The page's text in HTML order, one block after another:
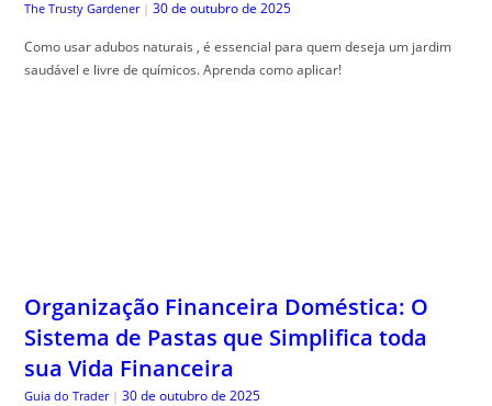
The Trusty Gardener | 30 de outubro de 2025
Como usar adubos naturais , é essencial para quem deseja um jardim
saudável e livre de químicos. Aprenda como aplicar!
Organização Financeira Doméstica: O
Sistema de Pastas que Simplifica toda
sua Vida Financeira
Guia do Trader | 30 de outubro de 2025